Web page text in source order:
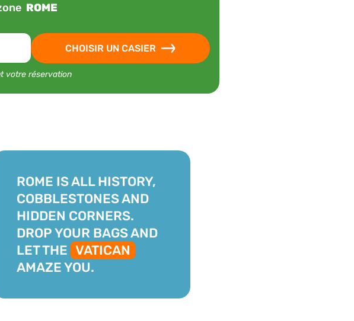
ROME
CHOISIR UN CASIER
votre réservation
ROME IS ALL HISTORY,
COBBLESTONES AND
HIDDEN CORNERS.
DROP YOUR BAGS AND
LET THE VATICAN
AMAZE YOU.